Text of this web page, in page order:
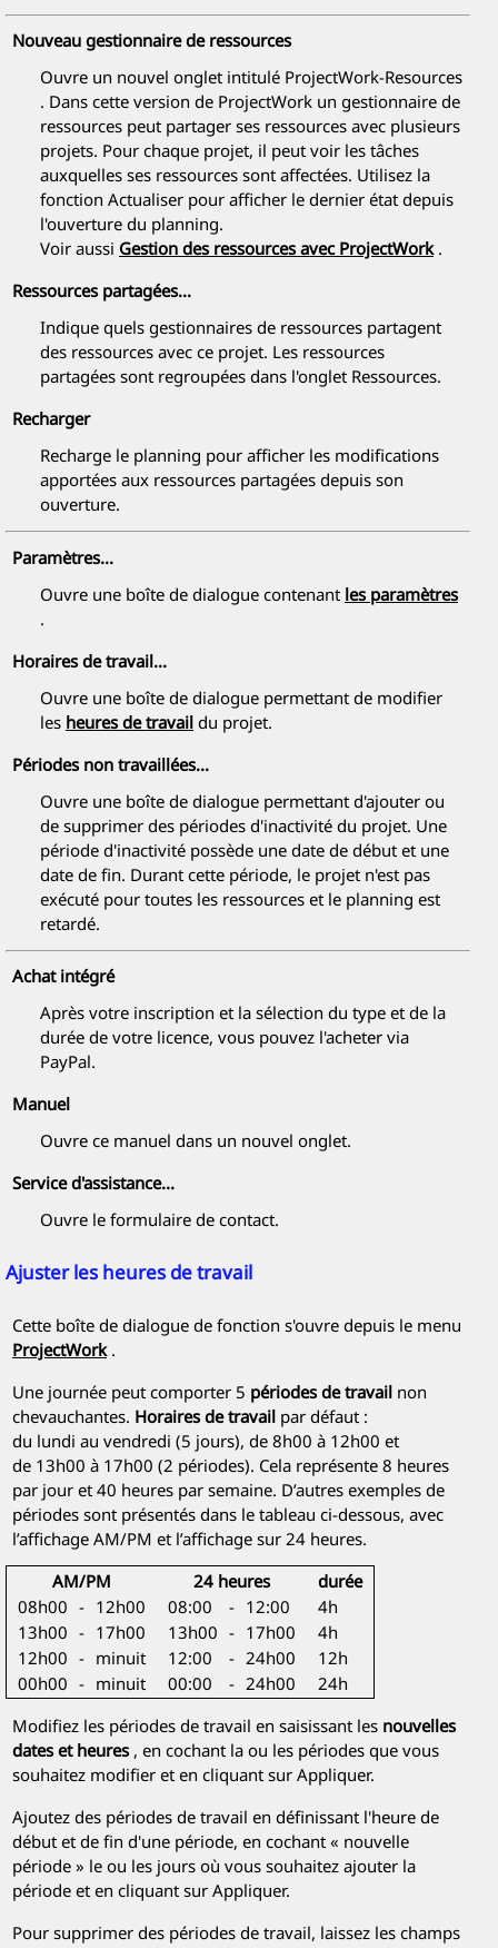
Nouveau gestionnaire de ressources
Ouvre un nouvel onglet intitulé ProjectWork-Resources
. Dans cette version de ProjectWork un gestionnaire de
ressources peut partager ses ressources avec plusieurs
projets. Pour chaque projet, il peut voir les tâches
auxquelles ses ressources sont affectées. Utilisez la
fonction Actualiser pour afficher le dernier état depuis
l'ouverture du planning.
Voir aussi Gestion des ressources avec ProjectWork.
Ressources partagées...
Indique quels gestionnaires de ressources partagent
des ressources avec ce projet. Les ressources
partagées sont regroupées dans l'onglet Ressources.
Recharger
Recharge le planning pour afficher les modifications
apportées aux ressources partagées depuis son
ouverture.
Paramètres...
Ouvre une boîte de dialogue contenant les paramètres
.
Horaires de travail...
Ouvre une boîte de dialogue permettant de modifier
les heures de travail du projet.
Périodes non travaillées...
Ouvre une boîte de dialogue permettant d'ajouter ou
de supprimer des périodes d'inactivité du projet. Une
période d'inactivité possède une date de début et une
date de fin. Durant cette période, le projet n'est pas
exécuté pour toutes les ressources et le planning est
retardé.
Achat intégré
Après votre inscription et la sélection du type et de la
durée de votre licence, vous pouvez l'acheter via
PayPal.
Manuel
Ouvre ce manuel dans un nouvel onglet.
Service d'assistance...
Ouvre le formulaire de contact.
Ajuster les heures de travail
Cette boîte de dialogue de fonction s'ouvre depuis le menu
ProjectWork.
Une journée peut comporter 5 périodes de travail non
chevauchantes. Horaires de travail par défaut :
du lundi au vendredi (5 jours), de 8h00 à 12h00 et
de 13h00 à 17h00 (2 périodes). Cela représente 8 heures
par jour et 40 heures par semaine. D’autres exemples de
périodes sont présentés dans le tableau ci-dessous, avec
l’affichage AM/PM et l’affichage sur 24 heures.
AM/PM
24 heures
durée
08h00 - 12h00 08:00 - 12:00
4h
13h00 - 17h00 13h00 - 17h00
4h
12h00 - minuit 12:00 - 24h00
12h
00h00 - minuit 00:00 - 24h00
24h
Modifiez les périodes de travail en saisissant les nouvelles
dates et heures, en cochant la ou les périodes que vous
souhaitez modifier et en cliquant sur Appliquer.
Ajoutez des périodes de travail en définissant l'heure de
début et de fin d'une période, en cochant « nouvelle
période » le ou les jours où vous souhaitez ajouter la
période et en cliquant sur Appliquer.
Pour supprimer des périodes de travail, laissez les champs